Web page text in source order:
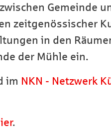
Gemeinde
zeitgenössischer
in den
der Mühle ein.
im NKN - Netzwerk
.